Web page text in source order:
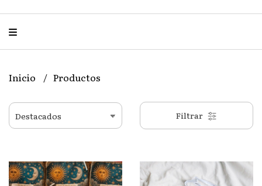
Inicio Productos
Filtrar